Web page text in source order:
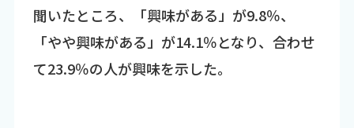
聞いたところ、「興味がある」が9.8％、
「やや興味がある」が14.1％となり、合わせ
て23.9％の人が興味を示した。